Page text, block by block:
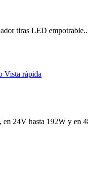
tiras LED
Vista rápida
24V hasta 192W y en